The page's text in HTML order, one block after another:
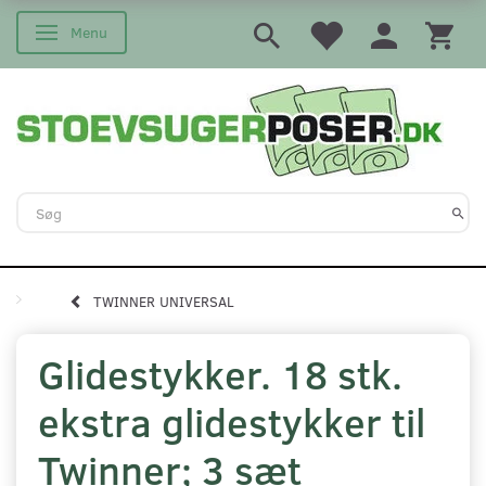
Skifte navigation
Menu
TWINNER UNIVERSAL
Glidestykker. 18 stk.
ekstra glidestykker til
Twinner; 3 sæt